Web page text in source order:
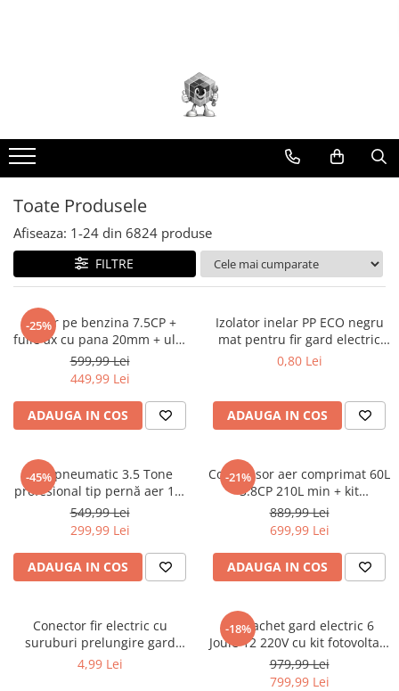
taiere/slefuire/polizare/curatare
Amestecatoare
Aparat carotat
Aparat de banc
Aparat masina cusut
Aparat spalat cu presiune
Aparate de ascutit
Aparate de masurat
Aparate de rindeluit
Aparate de slefuit
Aparate de tuns
Aparate de vopsit
Aparate pe acumulator / baterie
Aspiratoare
Betoniera
Cantar electronic
Toate Produsele
Afiseaza: 1-24 din 6824 produse
FILTRE
-25%
Motor pe benzina 7.5CP +
fulie ax cu pana 20mm + ulei
4 timpi DISFB96
(BK19816+F+U)
599,99 Lei
449,99 Lei
ADAUGA IN COS
Izolator inelar PP ECO negru
mat pentru fir gard electric
DISGD08 (BK87541)
0,80 Lei
ADAUGA IN COS
-45%
Cric pneumatic 3.5 Tone
profesional tip pernă aer 14-
40cm (3.5TAIR)
549,99 Lei
299,99 Lei
ADAUGA IN COS
-21%
Compresor aer comprimat 60L
3.8CP 210L min + kit
pmeumatic 5piese 8bar (BX-
3257+)
889,99 Lei
699,99 Lei
ADAUGA IN COS
Conector fir electric cu
suruburi prelungire gard
electric DISCH65 (BK87589)
4,99 Lei
-18%
Kit pachet gard electric 6
Joule 12 220V cu kit fotovoltaic
panou baterie 7ah fir 1000m
(BK87583-1000-03-7ah)
979,99 Lei
799,99 Lei